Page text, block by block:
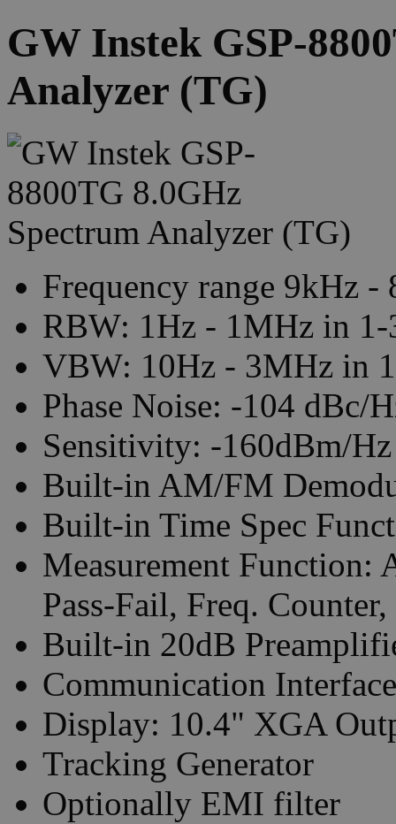
GW Instek GSP-
Analyzer (TG)
Frequency range 9kHz -
RBW: 1Hz - 1MHz in 1-
VBW: 10Hz - 3MHz in
Phase Noise: -104 dBc/
Sensitivity: -160dBm/
Built-in AM/FM
Built-in Time Spec
Measurement Function:
Pass-Fail, Freq.
Built-in 20dB
Communication
Display: 10.4" XGA
Tracking Generator
Optionally EMI filter